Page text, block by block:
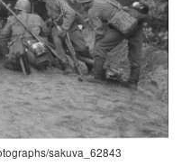
sakuva_62843